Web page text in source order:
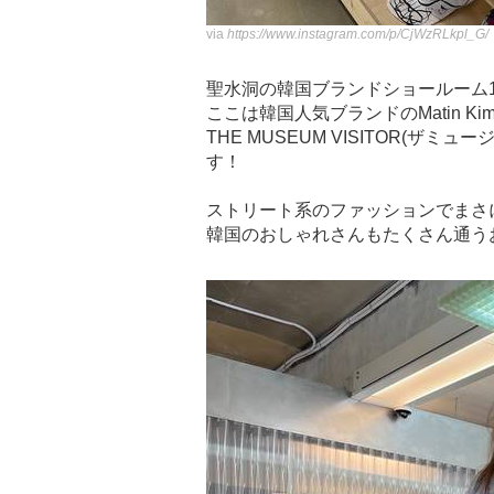
via https://www.instagram.com/p/CjWzRLkpl_G/
聖水洞の韓国ブランドショールー
ここは韓国人気ブランドのMatin
THE MUSEUM VISITOR(ザミュー
す！
ストリート系のファッションでま
韓国のおしゃれさんもたくさん通